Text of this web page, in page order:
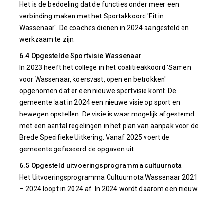
Het is de bedoeling dat de functies onder meer een
verbinding maken met het Sportakkoord 'Fit in
Wassenaar'. De coaches dienen in 2024 aangesteld en
werkzaam te zijn.
6.4 Opgestelde Sportvisie Wassenaar
In 2023 heeft het college in het coalitieakkoord 'Samen
voor Wassenaar, koersvast, open en betrokken'
opgenomen dat er een nieuwe sportvisie komt. De
gemeente laat in 2024 een nieuwe visie op sport en
bewegen opstellen. De visie is waar mogelijk afgestemd
met een aantal regelingen in het plan van aanpak voor de
Brede Specifieke Uitkering. Vanaf 2025 voert de
gemeente gefaseerd de opgaven uit.
6.5 Opgesteld uitvoeringsprogramma cultuurnota
Het Uitvoeringsprogramma Cultuurnota Wassenaar 2021
– 2024 loopt in 2024 af. In 2024 wordt daarom een nieuw